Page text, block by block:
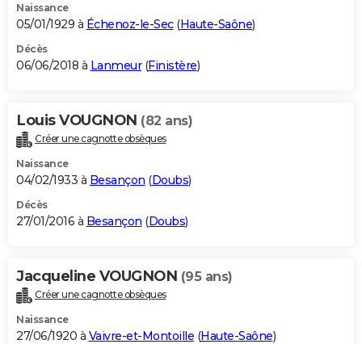
Naissance
05/01/1929 à Échenoz-le-Sec(Haute-Saône)
Décès
06/06/2018 à Lanmeur(Finistère)
Louis VOUGNON (82 ans)
Créer une cagnotte obsèques
Naissance
04/02/1933 à Besançon (Doubs)
Décès
27/01/2016 à Besançon (Doubs)
Jacqueline VOUGNON (95 ans)
Créer une cagnotte obsèques
Naissance
27/06/1920 à Vaivre-et-Montoille (Haute-Saône)